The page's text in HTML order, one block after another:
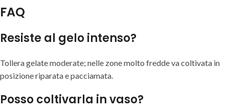
FAQ
Resiste al gelo intenso?
Tollera gelate moderate; nelle zone molto fredde va coltivata in
posizione riparata e pacciamata.
Posso coltivarla in vaso?